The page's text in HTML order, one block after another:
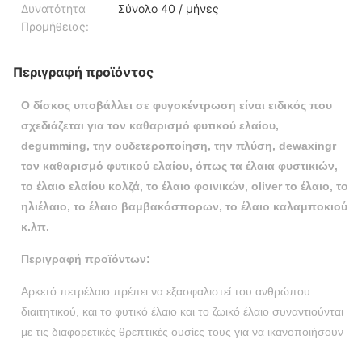
Δυνατότητα
Προμήθειας:
Σύνολο 40 / μήνες
Περιγραφή προϊόντος
Ο δίσκος υποβάλλει σε φυγοκέντρωση είναι ειδικός που
σχεδιάζεται για τον καθαρισμό φυτικού ελαίου,
degumming, την ουδετεροποίηση, την πλύση, dewaxingr
τον καθαρισμό φυτικού ελαίου, όπως τα έλαια φυστικιών,
το έλαιο ελαίου κολζά, το έλαιο φοινικών, oliver το έλαιο, το
ηλιέλαιο, το έλαιο βαμβακόσπορων, το έλαιο καλαμποκιού
κ.λπ.
Περιγραφή προϊόντων:
Αρκετό πετρέλαιο πρέπει να εξασφαλιστεί του ανθρώπου
διαιτητικού, και το φυτικό έλαιο και το ζωικό έλαιο συναντιούνται
με τις διαφορετικές θρεπτικές ουσίες τους για να ικανοποιήσουν